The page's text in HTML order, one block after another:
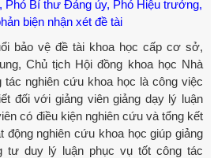
Phó Bí thư Đảng ủy, Phó Hiệu trưởng,
biện nhận xét đề tài
bảo vệ đề tài khoa học cấp cơ sở,
Chủ tịch Hội đồng khoa học Nhà
tác nghiên cứu khoa học là công việc
đối với giảng viên giảng dạy lý luận
có điều kiện nghiên cứu và tổng kết
động nghiên cứu khoa học giúp giảng
tư duy lý luận phục vụ tốt công tác